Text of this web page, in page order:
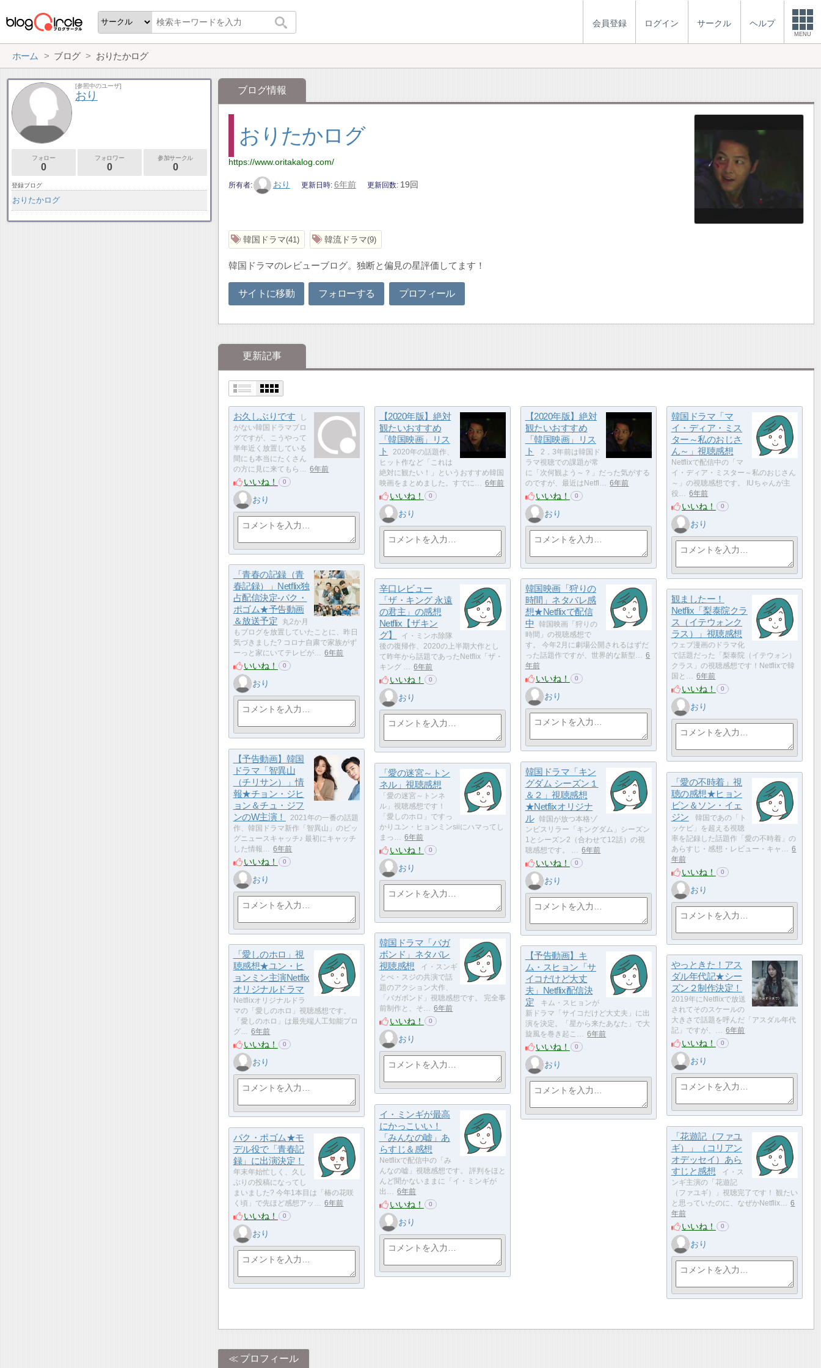
会員登録 ログイン サークル ヘルプ
MENU
ホーム ブログ おりたかログ
ブログ情報
おりたかログ
https://www.oritakalog.com/
所有者 おり 更新日時 6年前 更新回数 19回
韓国ドラマ 41 韓流ドラマ 9
韓国ドラマのレビューブログ。独断と偏見の星評価してます！
サイトに移動 フォローする プロフィール
更新記事
お久しぶりです
し
がない韓国ドラマブロ
グですが、こうやって
半年近く放置している
間にも本当にたくさん
の方に見に来てもら… 6年前
いいね！ 0
おり
【2020年版】絶対
観たいおすすめ
「韓国映画」リス
ト
2020年の話題作、
ヒット作など「これは
絶対に観たい！」というおすすめ韓国
映画をまとめました。すでに… 6年前
いいね！ 0
おり
【2020年版】絶対
観たいおすすめ
「韓国映画」リス
ト
2，3年前は韓国ド
ラマ視聴での課題が常
に「次何観よう～？」だった気がする
のですが、最近はNetfl… 6年前
いいね！ 0
おり
韓国ドラマ「マ
イ・ディア・ミス
ター～私のおじさ
ん～」視聴感想
Netflixで配信中の「マ
イ・ディア・ミスター～私のおじさん
～」の視聴感想です。 IUちゃんが主
役… 6年前
いいね！ 0
おり
「青春の記録（青
春記録）」Netflix独
占配信決定-パク・
ポゴム★予告動画
＆放送予定
丸2か月
もブログを放置していたことに、昨日
気づきました? コロナ自粛で家族がず
ーっと家にいてテレビが… 6年前
いいね！ 0
おり
辛口レビュー
「ザ・キング 永遠
の君主」の感想
Netflix【ザキン
グ】
イ・ミンホ除隊
後の復帰作、2020の上半期大作とし
て昨年から話題であったNetflix「ザ・
キング … 6年前
いいね！ 0
おり
韓国映画「狩りの
時間」ネタバレ感
想★Netflixで配信
中
韓国映画「狩りの
時間」の視聴感想で
す。 今年2月に劇場公開されるはずだ
った話題作ですが、世界的な新型… 6
年前
いいね！ 0
おり
観ましたー！
Netflix「梨泰院クラ
ス（イテウォンク
ラス）」視聴感想
ウェブ漫画のドラマ化
で話題だった「梨泰院（イテウォン）
クラス」の視聴感想です！Netflixで韓
国と… 6年前
いいね！ 0
おり
【予告動画】韓国
ドラマ「智異山
（チリサン）」情
報★チョン・ジヒ
ョン＆チュ・ジフ
ンのW主演！
2021年の一番の話題
作、韓国ドラマ新作「智異山」のビッ
グニュースキャッチ♪ 最初にキャッチ
した情報… 6年前
いいね！ 0
おり
韓国ドラマ「キン
グダム シーズン１
＆２」視聴感想
★Netflixオリジナ
ル
韓国が放つ本格ゾ
ンビスリラー「キングダム」シーズン
1とシーズン2（合わせて12話）の視
聴感想です。 … 6年前
いいね！ 0
おり
「愛の迷宮～トン
ネル」視聴感想
「愛の迷宮～トンネ
ル」視聴感想です！
「愛しのホロ」ですっ
かりユン・ヒョンミンsiiにハマってし
まっ… 6年前
いいね！ 0
おり
「愛の不時着」視
聴の感想★ヒョン
ビン＆ソン・イェ
ジン
韓国であの「ト
ッケビ」を超える視聴
率を記録した話題作「愛の不時着」の
あらすじ・感想・レビュー・キャ… 6
年前
いいね！ 0
おり
韓国ドラマ「バガ
ボンド」ネタバレ
視聴感想
イ・スンギ
とぺ・スジの共演で話
題のアクション大作、
「バガボンド」視聴感想です。 完全事
前制作と、そ… 6年前
いいね！ 0
おり
「愛しのホロ」視
聴感想★ユン・ヒ
ョンミン主演Netflix
オリジナルドラマ
Netflixオリジナルドラ
マの「愛しのホロ」視聴感想です。
「愛しのホロ」は最先端人工知能プロ
グ… 6年前
いいね！ 0
おり
【予告動画】キ
ム・スヒョン「サ
イコだけど大丈
夫」Netflix配信決
定
キム・スヒョンが
新ドラマ「サイコだけど大丈夫」に出
演を決定。「星から来たあなた」で大
旋風を巻き起こ… 6年前
いいね！ 0
おり
やっときた！アス
ダル年代記★シー
ズン２制作決定！
2019年にNetflixで放送
されてそのスケールの
大きさで話題を呼んだ「アスダル年代
記」ですが、… 6年前
いいね！ 0
おり
イ・ミンギが最高
にかっこいい！
「みんなの嘘」あ
らすじ＆感想
Netflixで配信中の「み
んなの嘘」視聴感想です。 評判をほと
んど聞かないままに「イ・ミンギが
出… 6年前
いいね！ 0
おり
「花遊記（ファユ
ギ）」（コリアン
オデッセイ）あら
すじと感想
イ・ス
ンギ主演の「花遊記
（ファユギ）」視聴完了です！ 観たい
と思っていたのに、なぜかNetflix… 6
年前
いいね！ 0
おり
パク・ポゴム★モ
デル役で「青春記
録」に出演決定！
年末年始忙しく、久し
ぶりの投稿になってし
まいました? 今年1本目は「椿の花咲
く頃」で先ほど感想アッ… 6年前
いいね！ 0
おり
プロフィール
[参照中のユーザ]
おり
フォロー
0
フォロワー
0
参加サークル
0
登録ブログ
おりたかログ